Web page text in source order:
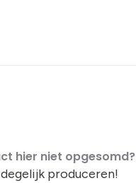
hier niet opgesomd?
produceren!